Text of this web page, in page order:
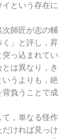
という存在に
師匠が志の輔
」と評し，昇
っ込まれてい
は異なり，き
うよりも，絶
背負うことで成
，単なる怪作
ければ見っけ